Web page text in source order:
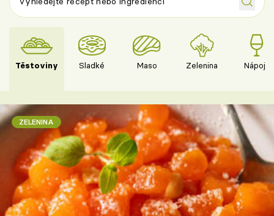
Těstoviny Sladké Maso Zelenina Nápoje
ZELENINA